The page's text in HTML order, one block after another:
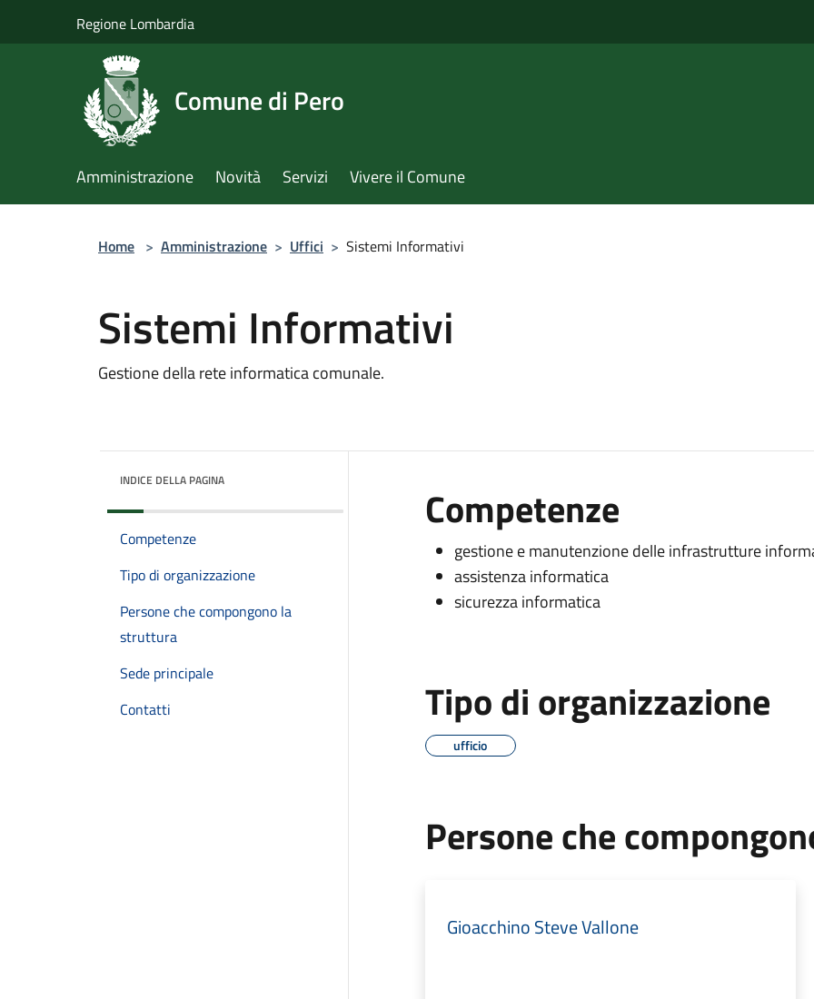
Regione Lombardia
Comune di Pero
Amministrazione Novità Servizi Vivere il Comune
Home > Amministrazione > Uffici > Sistemi Informativi
Sistemi Informativi
Gestione della rete informatica comunale.
INDICE DELLA PAGINA
Competenze
Tipo di organizzazione
Persone che compongono la
struttura
Sede principale
Contatti
Competenze
gestione e manutenzione delle infrastrutture
assistenza informatica
sicurezza informatica
Tipo di organizzazione
ufficio
Persone che
Gioacchino Steve Vallone